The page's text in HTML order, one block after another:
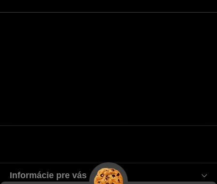
Informácie pre vás